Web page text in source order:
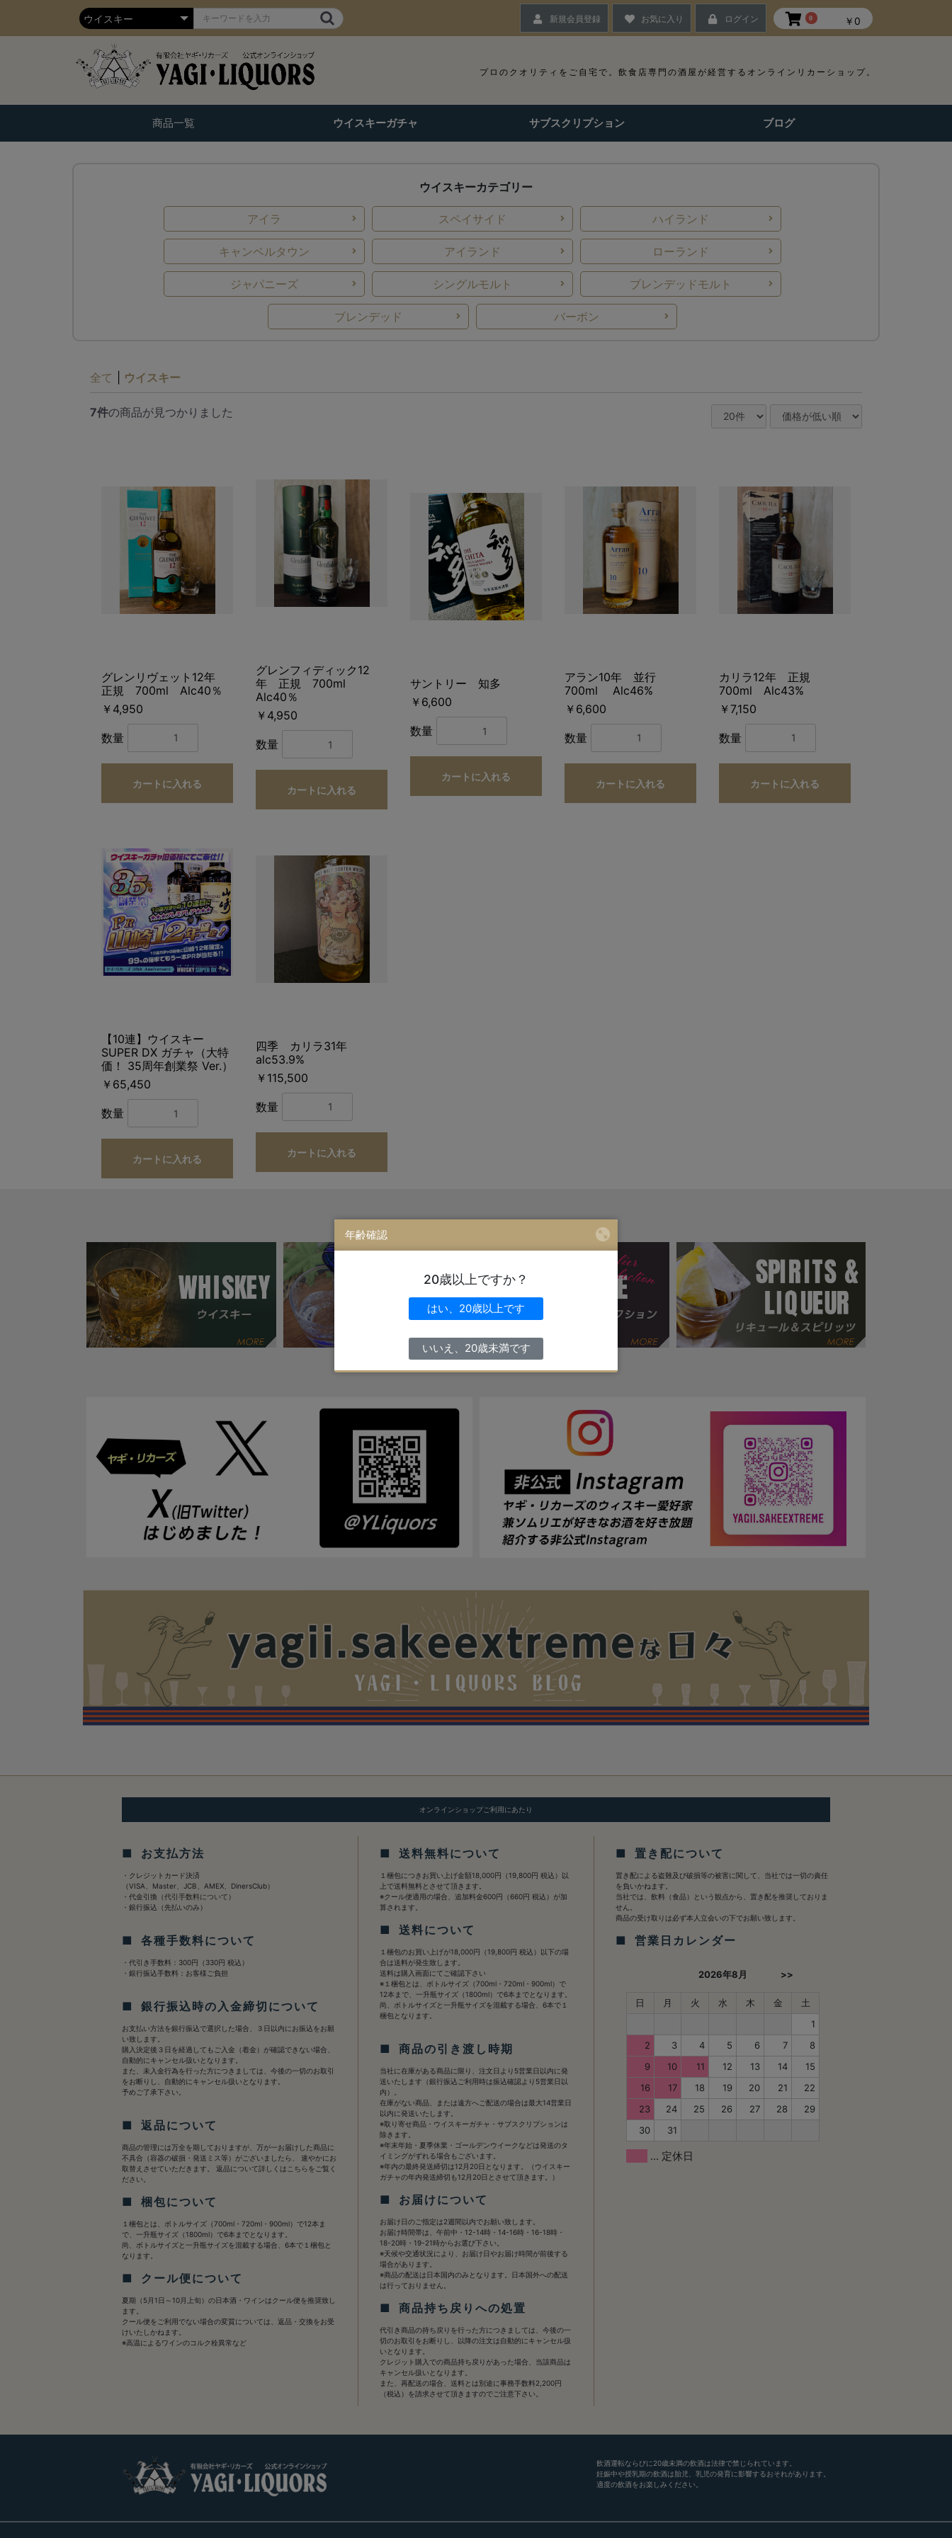
新規会員登録 お気に入り ログイン 0 ￥0
プロのクオリティをご自宅で。 飲食店専門の酒屋が経営するオンラインリカーショップ。
商品一覧 ウイスキーガチャ サブスクリプション ブログ
ウイスキーカテゴリー
アイラ スペイサイド ハイランド
キャンベルタウン アイランド ローランド
ジャパニーズ シングルモルト ブレンデッドモルト
ブレンデッド バーボン
全て ウイスキー
7件の商品が見つかりました
グレンリヴェット12年
正規 700ml Alc40％
￥4,950
数量
カートに入れる
グレンフィディック12
年 正規 700ml
Alc40％
￥4,950
数量
カートに入れる
サントリー 知多
￥6,600
数量
カートに入れる
アラン10年 並行
700ml Alc46%
￥6,600
数量
カートに入れる
カリラ12年 正規
700ml Alc43%
￥7,150
数量
カートに入れる
【10連】ウイスキー
SUPER DX ガチャ（大特
価！ 35周年創業祭 Ver.）
￥65,450
数量
カートに入れる
四季 カリラ31年
alc53.9%
￥115,500
数量
カートに入れる
オンラインショップご利用にあたり
■ お支払方法
・クレジットカード決済
（VISA、Master、JCB、AMEX、DinersClub）
・代金引換（代引手数料について ）
・銀行振込（先払いのみ）
■ 各種手数料について
・代引き手数料：300円（330円 税込）
・銀行振込手数料：お客様ご負担
■ 銀行振込時の入金締切について
お支払い方法を銀行振込で選択した場合、３日以内にお振込をお願
い致します。
購入決定後３日を経過してもご入金（着金）が確認できない場合、
自動的にキャンセル扱いとなります。
また、未入金行為を行った方につきましては、今後の一切のお取引
をお断りし、自動的にキャンセル扱いとなります。
予めご了承下さい。
■ 返品について
商品の管理には万全を期しておりますが、万が一お届けした商品に
不具合（容器の破損・発送ミス等）がございましたら、 速やかにお
取替えさせていただきます。 返品について詳しくは こちらをご覧く
ださい。
■ 梱包について
１梱包とは、ボトルサイズ（700ml・720ml・900ml）で12本ま
で、一升瓶サイズ（1800ml）で6本までとなります。
尚、ボトルサイズと一升瓶サイズを混載する場合、6本で１梱包と
なります。
■ クール便について
夏期（5月1日～10月上旬）の日本酒・ワインはクール便を推奨致し
ます。
クール便をご利用でない場合の変質については、返品・交換をお受
けいたしかねます。
※高温によるワインのコルク栓異常など
■ 送料無料について
１梱包につきお買い上げ金額18,000円（19,800円 税込）以
上で送料無料とさせて頂きます。
※クール便適用の場合、追加料金600円（660円 税込）が加
算されます。
■ 送料について
１梱包のお買い上げが18,000円（19,800円 税込）以下の場
合は送料が発生致します。
送料は購入画面にてご確認下さい
※１梱包とは、ボトルサイズ（700ml・720ml・900ml）で
12本まで、一升瓶サイズ（1800ml）で6本までとなります。
尚、ボトルサイズと一升瓶サイズを混載する場合、6本で１
梱包となります。
■ 商品の引き渡し時期
当社に在庫がある商品に限り、注文日より5営業日以内に発
送いたします（銀行振込ご利用時は振込確認より5営業日以
内）。
在庫がない商品、または遠方へご配送の場合は最大14営業日
以内に発送いたします。
※取り寄せ商品・ウイスキーガチャ・サブスクリプションは
除きます。
※年末年始・夏季休業・ゴールデンウイークなどは発送のタ
イミングがずれる場合もございます。
※年内の最終発送締切は12月20日となります。（ウイスキー
ガチャの年内発送締切も12月20日とさせて頂きます。）
■ お届けについて
お届け日のご指定は2週間以内でお願い致します。
お届け時間帯は、午前中・12-14時・14-16時・16-18時・
18-20時・19-21時からお選び下さい。
※天候や交通状況により、お届け日やお届け時間が前後する
場合があります。
※商品の配送は日本国内のみとなります。日本国外への配送
は行っておりません。
■ 商品持ち戻りへの処置
代引き商品の持ち戻りを行った方につきましては、今後の一
切のお取引をお断りし、以降の注文は自動的にキャンセル扱
いとなります。
クレジット購入での商品持ち戻りがあった場合、当該商品は
キャンセル扱いとなります。
また、再配送の場合、送料とは別途に事務手数料2,200円
（税込）を請求させて頂きますのでご注意下さい。
■ 置き配について
置き配による盗難及び破損等の被害に関して、当社では一切の責任
を負いかねます。
当社では、飲料（食品）という観点から、置き配を推奨しておりま
せん。
商品の受け取りは必ず本人立会いの下でお願い致します。
■ 営業日カレンダー
2026年8月 >>
日 月 火 水 木 金
土
1
2
3 4 5 6 7
8
9
10 11 12 13 14
15
16
17 18 19 20 21
22
23
24 25 26 27 28
29
30
31
... 定休日
飲酒運転ならびに20歳未満の飲酒は法律で禁じられています。
妊娠中や授乳期の飲酒は胎児、乳児の発育に影響するおそれがあります。
適度の飲酒をお楽しみください。
年齢確認
20歳以上ですか？
はい、20歳以上です
いいえ、20歳未満です